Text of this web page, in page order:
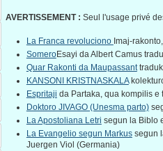
AVERTISSEMENT : Seul l'usage privé
La Franca revoluciono Imaj-
SomeroEsayi da Albert Camus
Quar Rakonti da Maupassant
KANSONI KRISTNASKALA
Espritaji da Partaka, qua kompilis
Doktoro JIVAGO (Unesma parto)
La Apostoliana Letri segun la Biblo
La Evangelio segun Markussegun
Juergen Viol (Germania)